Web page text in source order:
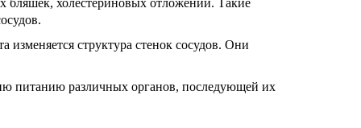
бляшек, холестериновых отложений. Такие
структура стенок сосудов. Они
питанию различных органов, последующей их